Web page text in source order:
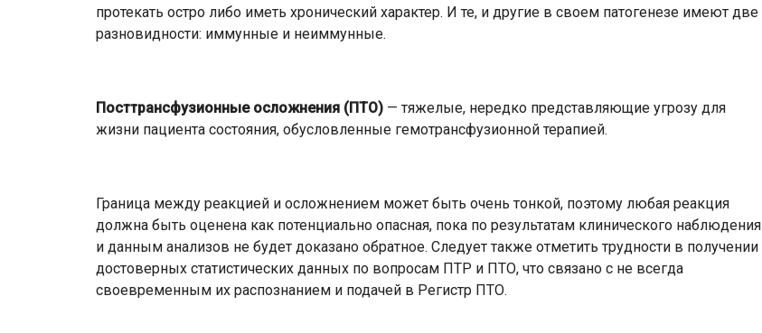
протекать остро либо иметь хронический характер. И те, и другие в своем патогенезе имеют две
разновидности: иммунные и неиммунные.
Посттрансфузионные осложнения (ПТО) — тяжелые, нередко представляющие угрозу для
жизни пациента состояния, обусловленные гемотрансфузионной терапией.
Граница между реакцией и осложнением может быть очень тонкой, поэтому любая реакция
должна быть оценена как потенциально опасная, пока по результатам клинического наблюдения
и данным анализов не будет доказано обратное. Следует также отметить трудности в получении
достоверных статистических данных по вопросам ПТР и ПТО, что связано с не всегда
своевременным их распознанием и подачей в Регистр ПТО.